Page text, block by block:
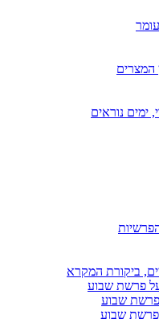
המצרים
ימים נוראים
ביקורת המקרא
פרשת שבוע
שבוע
פרשת שבוע